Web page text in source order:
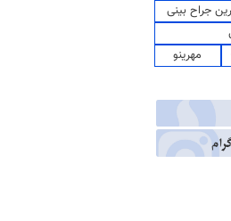
جراح بینی
مهرینو